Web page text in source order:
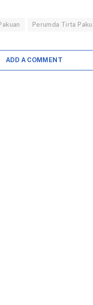
Perumda Tirta
ADD A COMMENT